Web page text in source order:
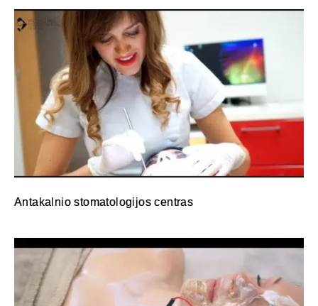
Antakalnio stomatologijos centras